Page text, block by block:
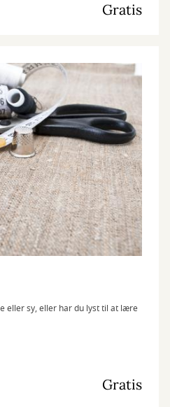
Gratis
eller sy, eller har du lyst til at lære
Gratis